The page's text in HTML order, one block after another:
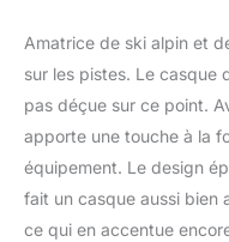
Amatrice de ski alpin et
sur les pistes. Le casque
pas déçue sur ce point.
apporte une touche à la
équipement. Le design
fait un casque aussi bien
ce qui en accentue